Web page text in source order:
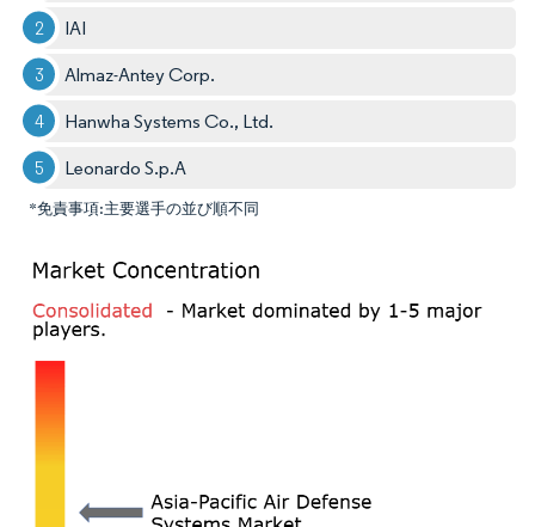
IAI
Almaz-Antey Corp.
Hanwha Systems Co., Ltd.
Leonardo S.p.A
*免責事項:主要選手の並び順不同